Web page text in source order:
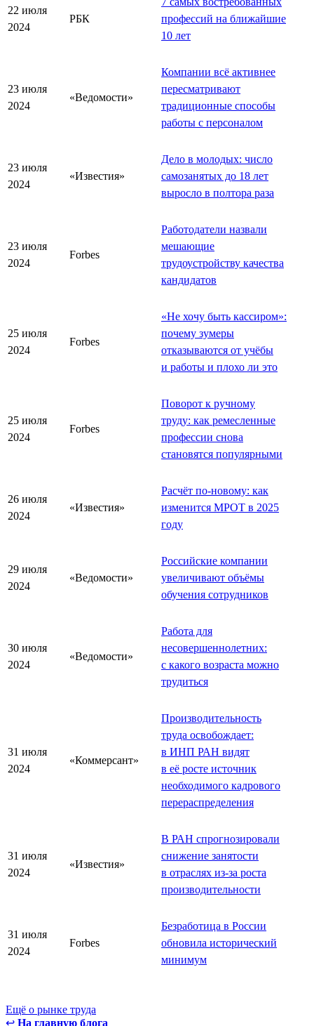
22 июля
2024
РБК
профессий на ближайшие
10 лет
23 июля
2024
«Ведомости»
Компании всё активнее
пересматривают
традиционные способы
работы с персоналом
23 июля
2024
«Известия»
Дело в молодых: число
самозанятых до 18 лет
выросло в полтора раза
23 июля
2024
Forbes
Работодатели назвали
мешающие
трудоустройству качества
кандидатов
25 июля
2024
Forbes
«Не хочу быть кассиром»:
почему зумеры
отказываются от учёбы
и работы и плохо ли это
25 июля
2024
Forbes
Поворот к ручному
труду: как ремесленные
профессии снова
становятся популярными
26 июля
2024
«Известия»
Расчёт по-новому: как
изменится МРОТ в 2025
году
29 июля
2024
«Ведомости»
Российские компании
увеличивают объёмы
обучения сотрудников
30 июля
2024
«Ведомости»
Работа для
несовершеннолетних:
с какого возраста можно
трудиться
31 июля
2024
«Коммерсант»
Производительность
труда освобождает:
в ИНП РАН видят
в её росте источник
необходимого кадрового
перераспределения
31 июля
2024
«Известия»
В РАН спрогнозировали
снижение занятости
в отраслях из-за роста
производительности
31 июля
2024
Forbes
Безработица в России
обновила исторический
минимум
Ещё о рынке труда
↩ На главную блога